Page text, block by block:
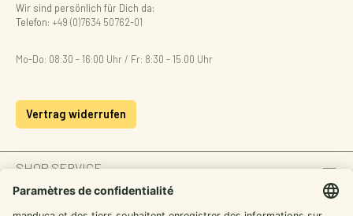
Wir sind persönlich für Dich da:
Telefon: +49 (0)7634 50762-01
Mo-Do: 08:30 - 16:00 Uhr / Fr: 8:30 - 15.00 Uhr
Vertrag widerrufen
SHOP SERVICE
INFORMATION